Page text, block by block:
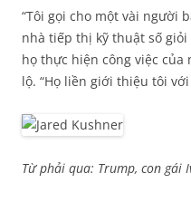
“Tôi gọi cho một vài người
nhà tiếp thị kỹ thuật số
họ thực hiện công việc
lộ. “Họ liền giới thiệu tôi
Từ phải qua: Trump, con gái